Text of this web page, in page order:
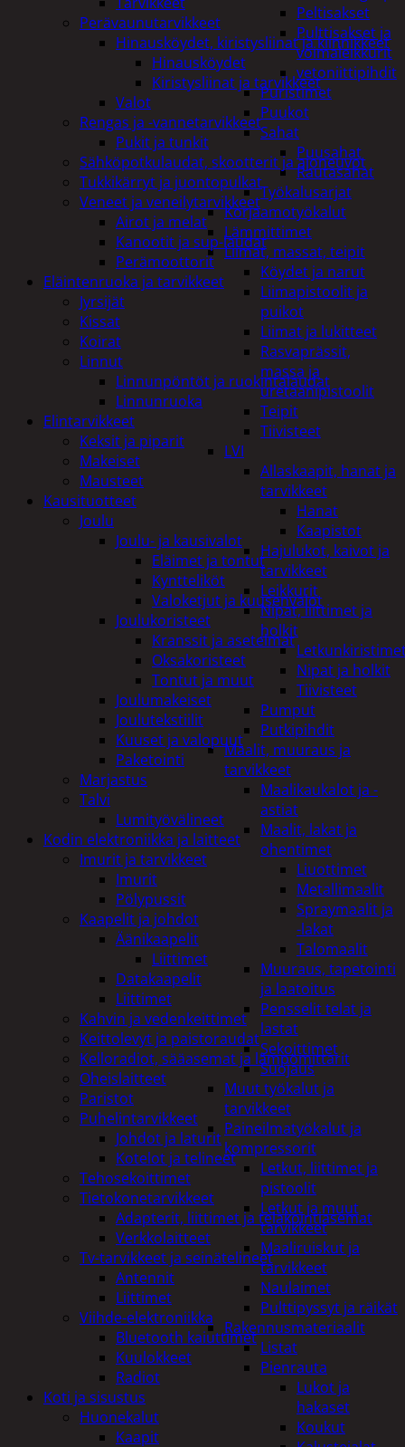
Peltisakset
Pulttisakset ja
voimaleikkurit
vetoniittipihdit
Puristimet
Puukot
Sahat
Puusahat
Rautasahat
Työkalusarjat
Korjaamotyökalut
Lämmittimet
Liimat, massat, teipit
Köydet ja narut
Liimapistoolit ja
puikot
Liimat ja lukitteet
Rasvaprässit,
massa ja
uretaanipistoolit
Teipit
Tiivisteet
LVI
Allaskaapit, hanat ja
tarvikkeet
Hanat
Kaapistot
Hajulukot, kaivot ja
tarvikkeet
Leikkurit
Nipat, liittimet ja
holkit
Nipat ja holkit
Tiivisteet
Pumput
Putkipihdit
Maalit, muuraus ja
tarvikkeet
Maalikaukalot ja -
astiat
Maalit, lakat ja
ohentimet
Liuottimet
Metallimaalit
Spraymaalit ja
-lakat
Talomaalit
Muuraus, tapetointi
ja laatoitus
Pensselit telat ja
lastat
Sekoittimet
Suojaus
Muut työkalut ja
tarvikkeet
Paineilmatyökalut ja
kompressorit
Letkut, liittimet ja
pistoolit
Letkut ja muut
tarvikkeet
Maaliruiskut ja
tarvikkeet
Naulaimet
Pulttipyssyt ja räikät
Rakennusmateriaalit
Listat
Pienrauta
Lukot ja
hakaset
Koukut
Perävaunutarvikkeet
Hinausköydet, kiristysliinat ja kiinnikkeet
Hinausköydet
Kiristysliinat ja tarvikkeet
Valot
Rengas ja -vannetarvikkeet
Pukit ja tunkit
Sähköpotkulaudat, skootterit ja ajoneuvot
Tukkikärryt ja juontopulkat
Veneet ja veneilytarvikkeet
Airot ja melat
Kanootit ja sup-laudat
Perämoottorit
Eläintenruoka ja tarvikkeet
Jyrsijät
Kissat
Koirat
Linnut
Linnunpöntöt ja ruokintalaudat
Linnunruoka
Elintarvikkeet
Keksit ja piparit
Makeiset
Mausteet
Kausituotteet
Joulu
Joulu- ja kausivalot
Eläimet ja tontut
Kyntteliköt
Valoketjut ja kuusenvalot
Joulukoristeet
Kranssit ja asetelmat
Oksakoristeet
Tontut ja muut
Joulumakeiset
Joulutekstiilit
Kuuset ja valopuut
Paketointi
Marjastus
Talvi
Lumityövälineet
Kodin elektroniikka ja laitteet
Imurit ja tarvikkeet
Imurit
Pölypussit
Kaapelit ja johdot
Äänikaapelit
Liittimet
Datakaapelit
Liittimet
Kahvin ja vedenkeittimet
Keittolevyt ja paistoraudat
Kelloradiot, sääasemat ja lämpömittarit
Oheislaitteet
Paristot
Puhelintarvikkeet
Johdot ja laturit
Kotelot ja telineet
Tehosekoittimet
Tietokonetarvikkeet
Adapterit, liittimet ja telakointiasemat
Verkkolaitteet
Tv-tarvikkeet ja seinätelineet
Antennit
Liittimet
Viihde-elektroniikka
Bluetooth kaiuttimet
Kuulokkeet
Radiot
Koti ja sisustus
Huonekalut
Kaapit